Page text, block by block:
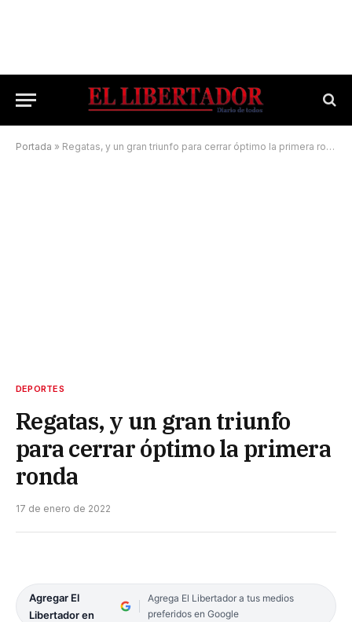
Portada » Regatas, y un gran triunfo para cerrar óptimo la primera ronda
DEPORTES
Regatas, y un gran triunfo
para cerrar óptimo la primera
ronda
17 de enero de 2022
Agregar El
Libertador en
Agrega El Libertador a tus medios
preferidos en Google